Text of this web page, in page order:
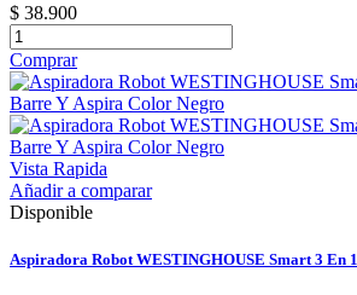
$ 38.900
Comprar
Vista Rapida
Añadir a comparar
Disponible
Aspiradora Robot WESTINGHOUSE Smart 3 En